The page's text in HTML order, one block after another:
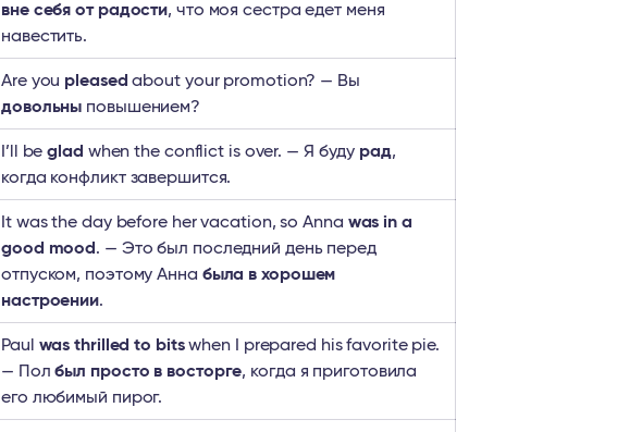
вне себя от радости, что моя сестра едет меня
навестить.
Are you pleased about your promotion? — Вы
довольны повышением?
I’ll beglad when the conflict is over. — Я буду рад,
когда конфликт завершится.
It was the day before her vacation, so Anna was in a
good mood . — Это был последний день перед
отпуском, поэтому Анна была в хорошем
настроении.
Paul was thrilled to bitswhen I prepared his favorite pie.
— Полбыл просто в восторге, когда я приготовила
его любимый пирог.